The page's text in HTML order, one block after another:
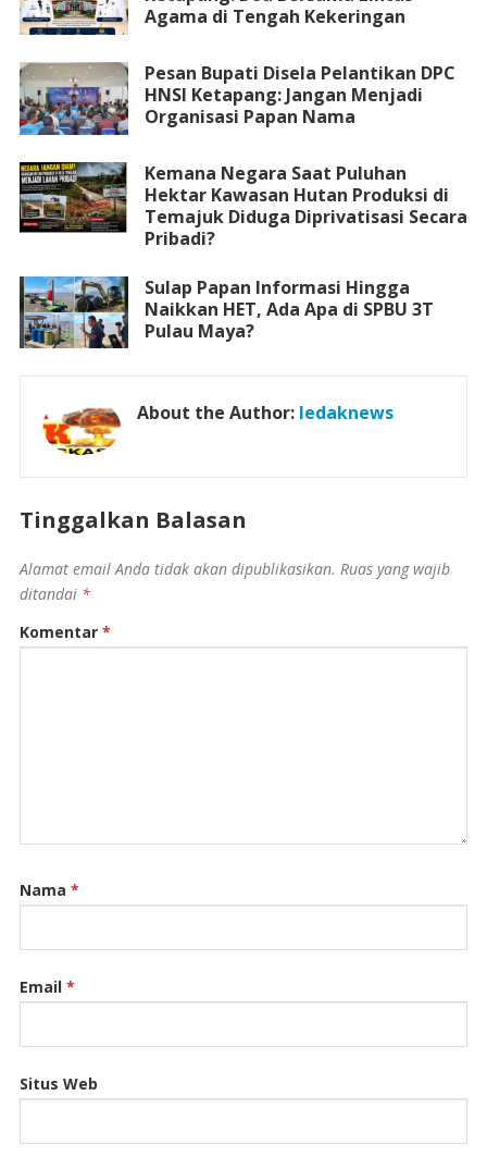
Agama di Tengah Kekeringan
Pesan Bupati Disela Pelantikan DPC
HNSI Ketapang: Jangan Menjadi
Organisasi Papan Nama
Kemana Negara Saat Puluhan
Hektar Kawasan Hutan Produksi di
Temajuk Diduga Diprivatisasi Secara
Pribadi?
Sulap Papan Informasi Hingga
Naikkan HET, Ada Apa di SPBU 3T
Pulau Maya?
About the Author: ledaknews
Tinggalkan Balasan
Alamat email Anda tidak akan dipublikasikan. Ruas yang wajib
ditandai *
Komentar *
Nama *
Email *
Situs Web